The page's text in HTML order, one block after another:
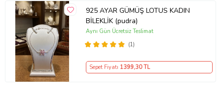
925 AYAR GÜMÜŞ LOTUS KADIN
BİLEKLİK (pudra)
(1)
Aynı Gün Ücretsiz Teslimat
Sepet Fiyatı 1399,30 TL